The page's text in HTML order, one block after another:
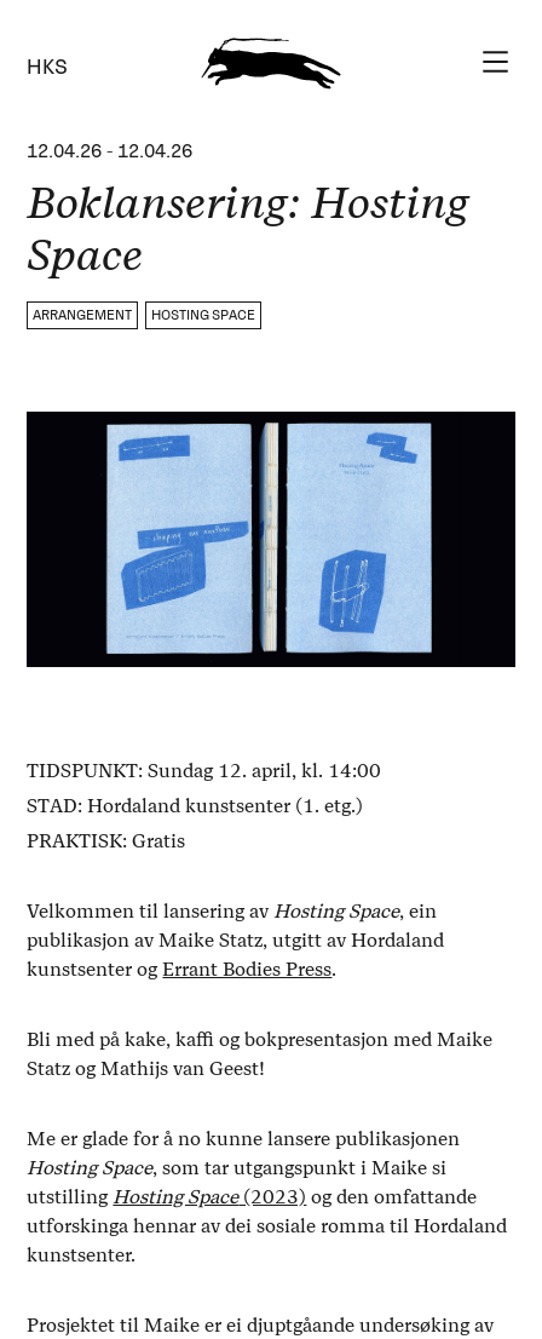
HKS
12.04.26 - 12.04.26
Boklansering: Hosting
Space
ARRANGEMENT HOSTING SPACE
TIDSPUNKT: Sundag 12. april, kl. 14:00
STAD: Hordaland kunstsenter (1. etg.)
PRAKTISK: Gratis
Velkommen til lansering avHosting Space, ein
publikasjon av Maike Statz, utgitt av Hordaland
kunstsenter ogErrant Bodies Press.
Bli med på kake, kaffi og bokpresentasjon med Maike
Statz og Mathijs van Geest!
Me er glade for å no kunne lansere publikasjonen
Hosting Space, som tar utgangspunkt i Maike si
utstillingHosting Space(2023) og den omfattande
utforskinga hennar av dei sosiale romma til Hordaland
kunstsenter.
Prosjektet til Maike er ei djuptgåande undersøking av